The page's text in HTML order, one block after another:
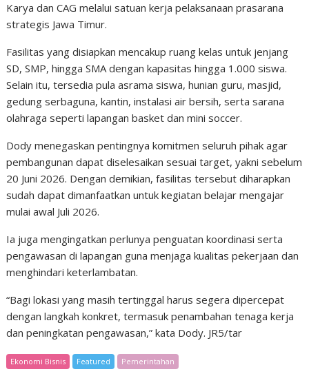
Karya dan CAG melalui satuan kerja pelaksanaan prasarana
strategis Jawa Timur.
Fasilitas yang disiapkan mencakup ruang kelas untuk jenjang
SD, SMP, hingga SMA dengan kapasitas hingga 1.000 siswa.
Selain itu, tersedia pula asrama siswa, hunian guru, masjid,
gedung serbaguna, kantin, instalasi air bersih, serta sarana
olahraga seperti lapangan basket dan mini soccer.
Dody menegaskan pentingnya komitmen seluruh pihak agar
pembangunan dapat diselesaikan sesuai target, yakni sebelum
20 Juni 2026. Dengan demikian, fasilitas tersebut diharapkan
sudah dapat dimanfaatkan untuk kegiatan belajar mengajar
mulai awal Juli 2026.
Ia juga mengingatkan perlunya penguatan koordinasi serta
pengawasan di lapangan guna menjaga kualitas pekerjaan dan
menghindari keterlambatan.
“Bagi lokasi yang masih tertinggal harus segera dipercepat
dengan langkah konkret, termasuk penambahan tenaga kerja
dan peningkatan pengawasan,” kata Dody. JR5/tar
Ekonomi Bisnis Featured Pemerintahan